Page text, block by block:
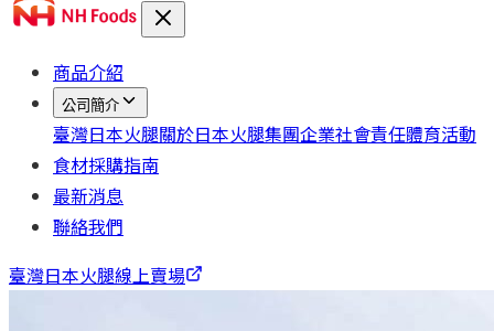
商品介紹
公司簡介
臺灣日本火腿關於日本火腿集團企業社會責任體育活動
食材採購指南
最新消息
聯絡我們
臺灣日本火腿線上賣場